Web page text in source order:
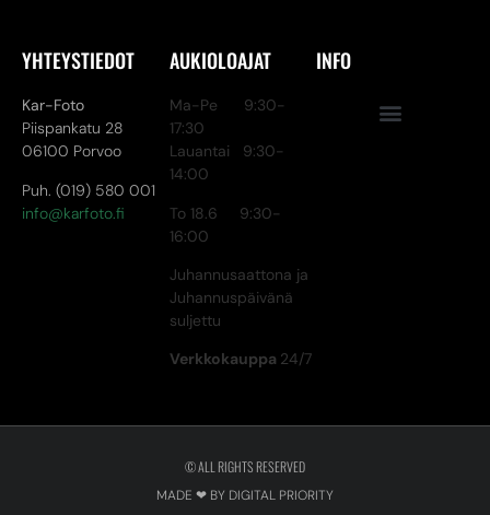
YHTEYSTIEDOT
Kar-Foto
Piispankatu 28
06100 Porvoo
Puh. (019) 580 001
info@karfoto.fi
AUKIOLOAJAT
Ma-Pe 9:30-
17:30
Lauantai 9:30-
14:00
To 18.6 9:30-
16:00
Juhannusaattona ja
Juhannuspäivänä
suljettu
Verkkokauppa 24/7
INFO
© ALL RIGHTS RESERVED
MADE ❤ BY DIGITAL PRIORITY